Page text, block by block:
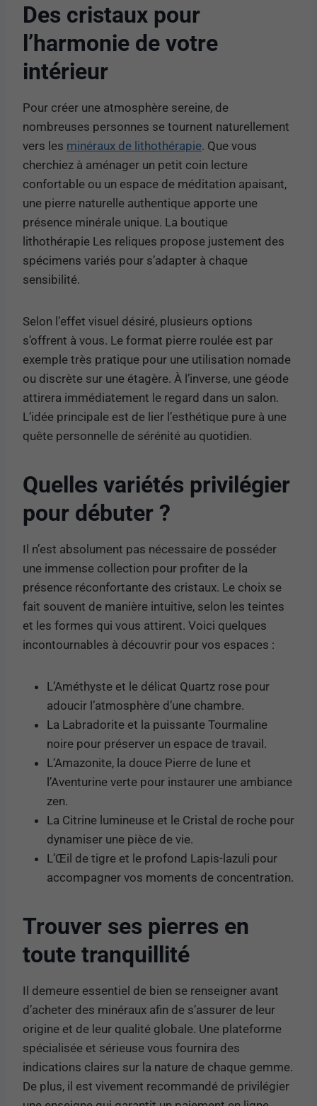
Des cristaux pour
l’harmonie de votre
intérieur
Pour créer une atmosphère sereine, de
nombreuses personnes se tournent naturellement
vers les minéraux de lithothérapie. Que vous
cherchiez à aménager un petit coin lecture
confortable ou un espace de méditation apaisant,
une pierre naturelle authentique apporte une
présence minérale unique. La boutique
lithothérapie Les reliques propose justement des
spécimens variés pour s’adapter à chaque
sensibilité.
Selon l’effet visuel désiré, plusieurs options
s’offrent à vous. Le format pierre roulée est par
exemple très pratique pour une utilisation nomade
ou discrète sur une étagère. À l’inverse, une géode
attirera immédiatement le regard dans un salon.
L’idée principale est de lier l’esthétique pure à une
quête personnelle de sérénité au quotidien.
Quelles variétés privilégier
pour débuter ?
Il n’est absolument pas nécessaire de posséder
une immense collection pour profiter de la
présence réconfortante des cristaux. Le choix se
fait souvent de manière intuitive, selon les teintes
et les formes qui vous attirent. Voici quelques
incontournables à découvrir pour vos espaces :
L’Améthyste et le délicat Quartz rose pour
adoucir l’atmosphère d’une chambre.
La Labradorite et la puissante Tourmaline
noire pour préserver un espace de travail.
L’Amazonite, la douce Pierre de lune et
l’Aventurine verte pour instaurer une ambiance
zen.
La Citrine lumineuse et le Cristal de roche pour
dynamiser une pièce de vie.
L’Œil de tigre et le profond Lapis-lazuli pour
accompagner vos moments de concentration.
Trouver ses pierres en
toute tranquillité
Il demeure essentiel de bien se renseigner avant
d’acheter des minéraux afin de s’assurer de leur
origine et de leur qualité globale. Une plateforme
spécialisée et sérieuse vous fournira des
indications claires sur la nature de chaque gemme.
De plus, il est vivement recommandé de privilégier